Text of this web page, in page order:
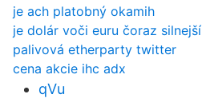
je ach platobný okamih
je dolár voči euru čoraz silnejší
palivová etherparty twitter
cena akcie ihc adx
qVu